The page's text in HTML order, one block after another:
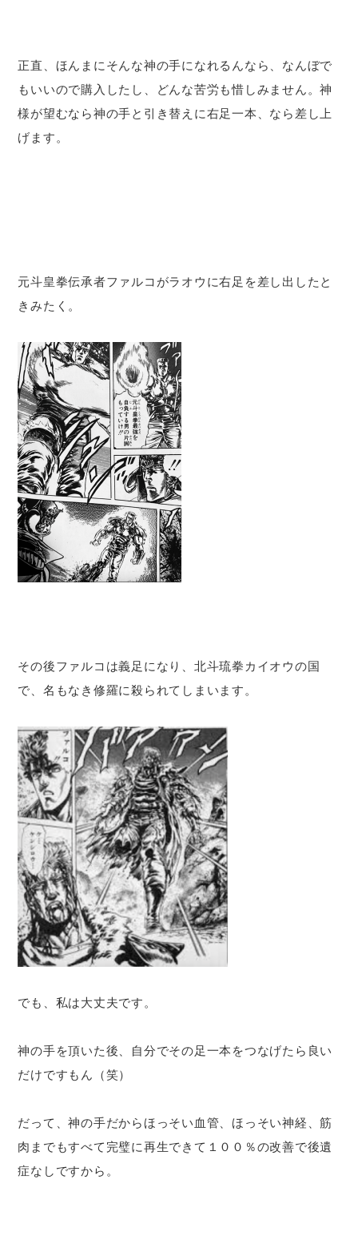
正直、ほんまにそんな神の手になれるんなら、なんぼで
もいいので購入したし、どんな苦労も惜しみません。神
様が望むなら神の手と引き替えに右足一本、なら差し上
げます。
元斗皇拳伝承者ファルコがラオウに右足を差し出したと
きみたく。
その後ファルコは義足になり、北斗琉拳カイオウの国
で、名もなき修羅に殺られてしまいます。
でも、私は大丈夫です。
神の手を頂いた後、自分でその足一本をつなげたら良い
だけですもん（笑）
だって、神の手だからほっそい血管、ほっそい神経、筋
肉までもすべて完璧に再生できて１００％の改善で後遺
症なしですから。